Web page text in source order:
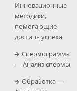
Инновационные
методики,
помогающие
достичь успеха
Спермограмма
— Анализ спермы
Обработка —